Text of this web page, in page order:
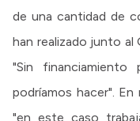
de una cantidad de
han realizado junto
"Sin
podríamos hacer".
"en este caso